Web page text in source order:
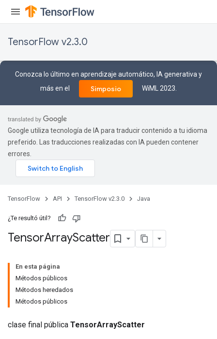
TensorFlow v2.3.0
Conozca lo último en aprendizaje automático, IA generativa y
más en el
Simposio WiML 2023.
Google utiliza tecnología de IA para traducir contenido a tu idioma
preferido. Las traducciones realizadas con IA pueden contener
errores.
TensorFlow API TensorFlow v2.3.0 Java
¿Te resultó útil?
TensorArrayScatter
En esta página
Métodos públicos
Métodos heredados
Métodos públicos
clase final pública TensorArrayScatter